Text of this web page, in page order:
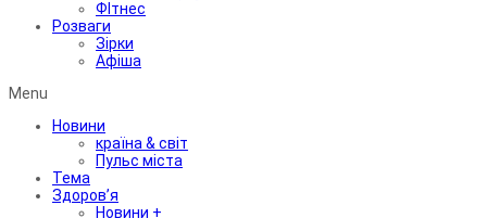
ФІтнес
Розваги
Зірки
Афіша
Menu
Новини
країна & світ
Пульс міста
Тема
Здоров’я
Новини +